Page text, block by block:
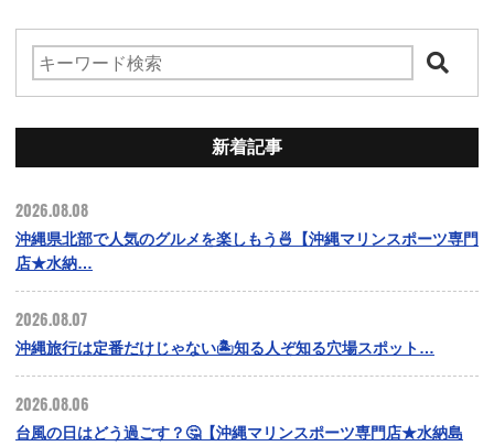
新着記事
2026.08.08
沖縄県北部で人気のグルメを楽しもう🍜【沖縄マリンスポーツ専門
店★水納…
2026.08.07
沖縄旅行は定番だけじゃない🏝️知る人ぞ知る穴場スポット…
2026.08.06
台風の日はどう過ごす？🤔【沖縄マリンスポーツ専門店★水納島